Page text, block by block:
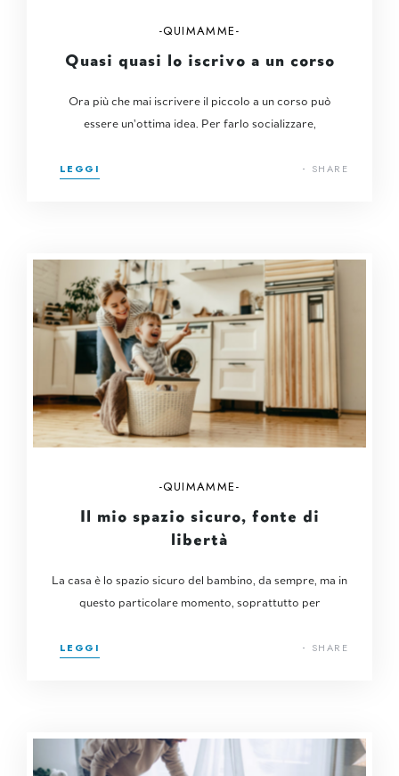
QUIMAMME
Quasi quasi lo iscrivo a un corso
Ora più che mai iscrivere il piccolo a un corso può
essere un’ottima idea. Per farlo socializzare,
LEGGI SHARE
QUIMAMME
Il mio spazio sicuro, fonte di
libertà
La casa è lo spazio sicuro del bambino, da sempre, ma in
questo particolare momento, soprattutto per
LEGGI SHARE